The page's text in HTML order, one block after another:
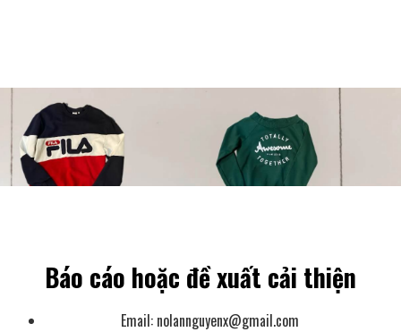
Báo cáo hoặc đề xuất cải thiện
Email: nolannguyenx@gmail.com